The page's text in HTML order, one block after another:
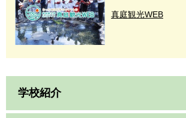
真庭観光WEB
学校紹介